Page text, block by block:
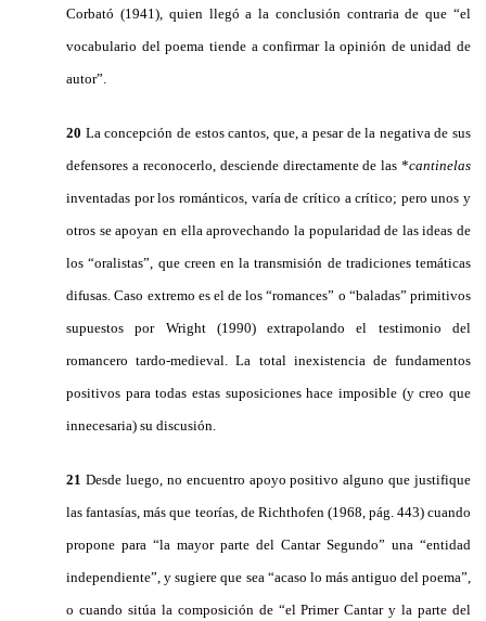
Corbató (1941), quien llegó a la conclusión contraria de que “el
vocabulario del poema tiende a confirmar la opinión de unidad de
autor”.
20 La concepción de estos cantos, que, a pesar de la negativa de sus
defensores a reconocerlo, desciende directamente de las *cantinelas
inventadas por los románticos, varía de crítico a crítico; pero unos y
otros se apoyan en ella aprovechando la popularidad de las ideas de
los “oralistas”, que creen en la transmisión de tradiciones temáticas
difusas. Caso extremo es el de los “romances” o “baladas” primitivos
supuestos por Wright (1990) extrapolando el testimonio del
romancero tardo-medieval. La total inexistencia de fundamentos
positivos para todas estas suposiciones hace imposible (y creo que
innecesaria) su discusión.
21 Desde luego, no encuentro apoyo positivo alguno que justifique
las fantasías, más que teorías, de Richthofen (1968, pág. 443) cuando
propone para “la mayor parte del Cantar Segundo” una “entidad
independiente”, y sugiere que sea “acaso lo más antiguo del poema”,
o cuando sitúa la composición de “el Primer Cantar y la parte del